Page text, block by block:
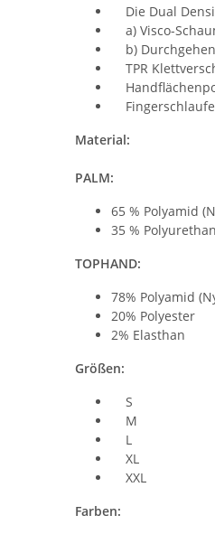
Die Dual
a) Visco-
b)
TPR
Material:
PALM:
65 % Polyamid
35 % Polyurethan
TOPHAND:
78% Polyamid
20% Polyester
2% Elasthan
Größen:
S
M
L
XL
XXL
Farben: